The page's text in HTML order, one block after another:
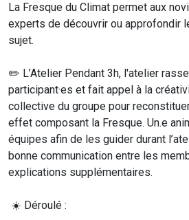
La Fresque du Climat permet aux
experts de découvrir ou approfondir
sujet.
✏️ L’Atelier Pendant 3h, l'atelier
participant·es et fait appel à la
collective du groupe pour
effet composant la Fresque. Un.e
équipes afin de les guider durant
bonne communication entre les
explications supplémentaires.
☀️ Déroulé :